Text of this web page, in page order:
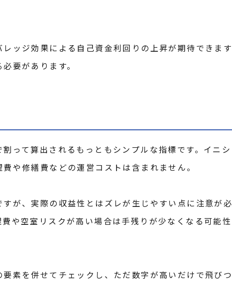
ッジ効果による自己資金利回りの上昇が期待できます
要があります。
って算出されるもっともシンプルな指標です。イニシ
や修繕費などの運営コストは含まれません。
が、実際の収益性とはズレが生じやすい点に注意が必
や空室リスクが高い場合は手残りが少なくなる可能性
素を併せてチェックし、ただ数字が高いだけで飛びつ